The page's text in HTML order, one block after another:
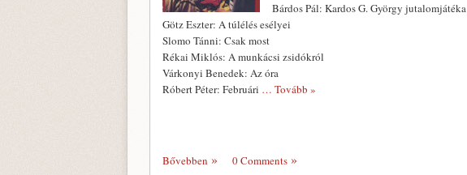
Bárdos Pál: Kardos G. György jutalomjátéka
Götz Eszter: A túlélés esélyei
Slomo Tánni: Csak most
Rékai Miklós: A munkácsi zsidókról
Várkonyi Benedek: Az óra
Róbert Péter: Februári … Tovább »
Bővebben 0 Comments